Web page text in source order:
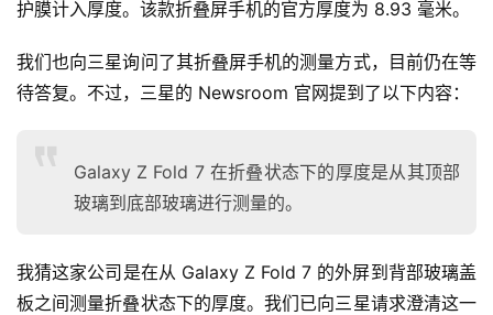
护膜计入厚度。该款折叠屏手机的官方厚度为 8.93 毫米。
我们也向三星询问了其折叠屏手机的测量方式，目前仍在等
待答复。不过，三星的 Newsroom 官网提到了以下内容：
Galaxy Z Fold 7 在折叠状态下的厚度是从其顶部
玻璃到底部玻璃进行测量的。
我猜这家公司是在从 Galaxy Z Fold 7 的外屏到背部玻璃盖
板之间测量折叠状态下的厚度。我们已向三星请求澄清这一